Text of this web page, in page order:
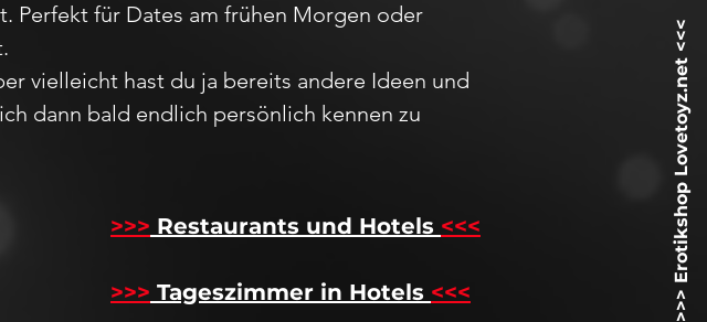
>>> Erotikshop Lovetoyz.net <<<
Perfekt für Dates am frühen Morgen oder
vielleicht hast du ja bereits andere Ideen und
dann bald endlich persönlich kennen zu
>>> Restaurants und Hotels <<<
>>> Tageszimmer in Hotels <<<